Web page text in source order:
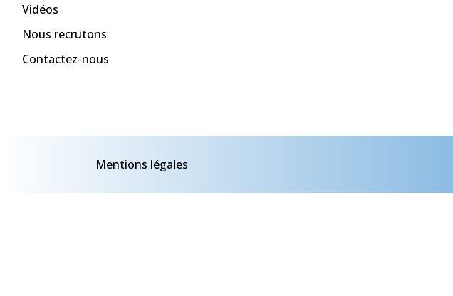
Vidéos
Nous recrutons
Contactez-nous
Mentions légales